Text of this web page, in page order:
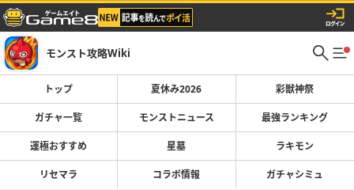
モンスト攻略Wiki
トップ 夏休み2026 彩獣神祭
ガチャ一覧 モンストニュース 最強ランキング
運極おすすめ 星墓 ラキモン
リセマラ コラボ情報 ガチャシミュ